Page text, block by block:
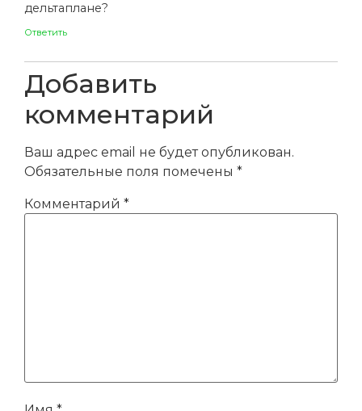
дельтаплане?
Ответить
Добавить
комментарий
Ваш адрес email не будет опубликован.
Обязательные поля помечены *
Комментарий *